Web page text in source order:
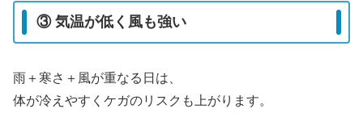
③ 気温が低く風も強い
雨＋寒さ＋風が重なる日は、
体が冷えやすくケガのリスクも上がります。